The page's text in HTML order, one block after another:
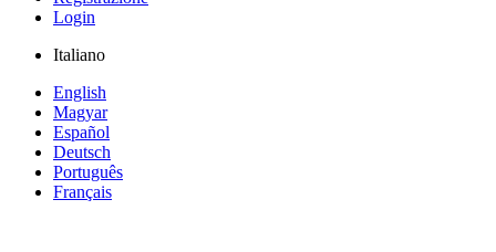
Login
Italiano
English
Magyar
Español
Deutsch
Português
Français